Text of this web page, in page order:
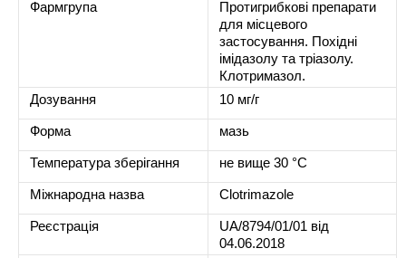
Фармгрупа
Протигрибкові препарати
для місцевого
застосування. Похідні
імідазолу та тріазолу.
Клотримазол.
Дозування
10 мг/г
Форма мазь
Температура зберігання не вище 30 °C
Міжнародна назва Clotrimazole
Реєстрація
UA/8794/01/01 від
04.06.2018